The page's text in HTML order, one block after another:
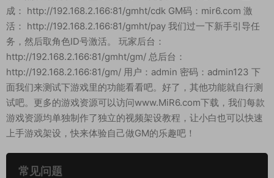
成： http://192.168.2.166:81/gmht/cdk GM码：mir6.com 激
活： http://192.168.2.166:81/gmht/pay 我们过一下新手引导任
务，然后取角色ID号激活。 玩家后台：
http://192.168.2.166:81/gmht/gm/ 总后台：
http://192.168.2.166:81/gm/ 用户：admin 密码：admin123 下
面我们来测试下游戏里的功能看看吧。好了，其他功能就自行测
试吧。更多的游戏资源可以访问www.MiR6.com下载，我们每款
游戏资源均单独制作了独立的视频架设教程，让小白也可以快速
上手游戏架设，快来体验自己做GM的乐趣吧！
常见问题